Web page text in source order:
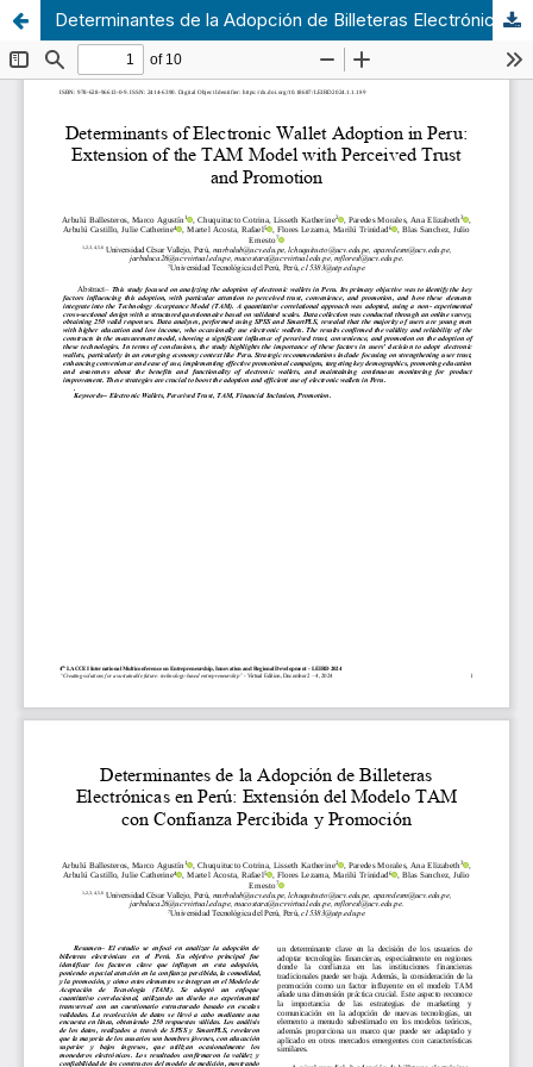
Determinantes de la Adopción de Billeteras Electrónicas en Perú: Extensión del Modelo TAM con Confianza Percibida y Promoción